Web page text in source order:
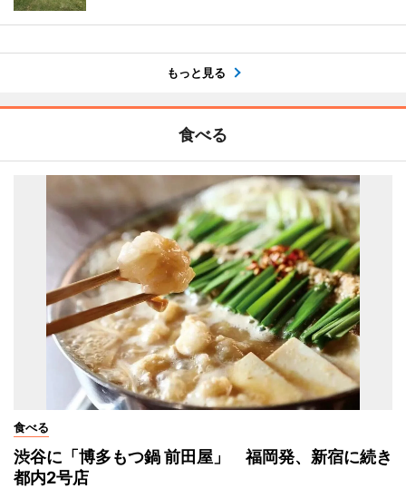
もっと見る
食べる
食べる
渋谷に「博多もつ鍋 前田屋」 福岡発、新宿に続き
都内2号店